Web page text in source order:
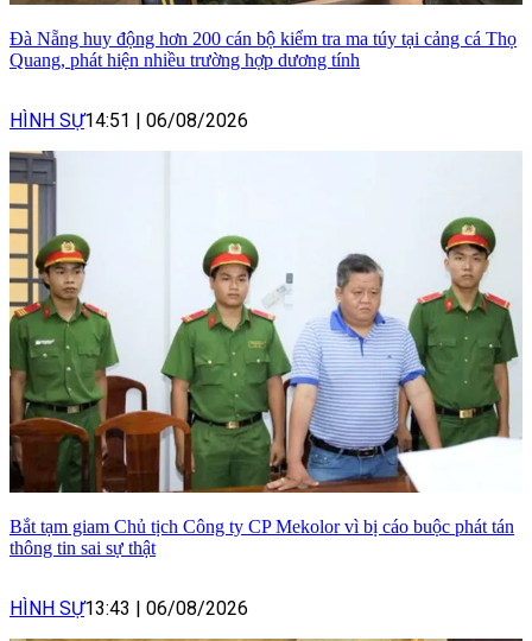
Đà Nẵng huy động hơn 200 cán bộ kiểm tra ma túy tại cảng cá Thọ
Quang, phát hiện nhiều trường hợp dương tính
HÌNH SỰ14:51 | 06/08/2026
Bắt tạm giam Chủ tịch Công ty CP Mekolor vì bị cáo buộc phát tán
thông tin sai sự thật
HÌNH SỰ13:43 | 06/08/2026